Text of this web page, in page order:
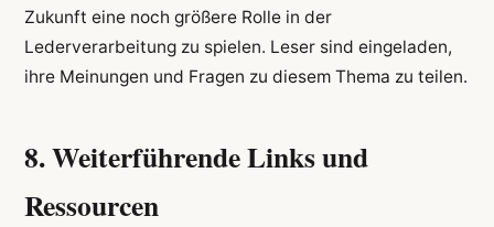
Zukunft eine noch größere Rolle in der
Lederverarbeitung zu spielen. Leser sind eingeladen,
ihre Meinungen und Fragen zu diesem Thema zu teilen.
8. Weiterführende Links und
Ressourcen